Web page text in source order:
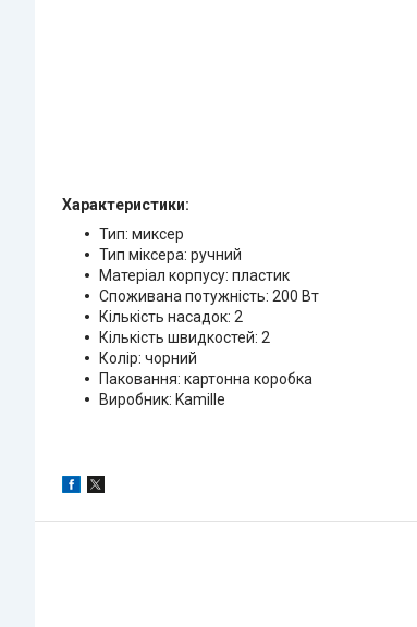
Характеристики:
Тип: миксер
Тип міксера: ручний
Матеріал корпусу: пластик
Споживана потужність: 200 Вт
Кількість насадок: 2
Кількість швидкостей: 2
Колір: чорний
Паковання: картонна коробка
Виробник: Kamille